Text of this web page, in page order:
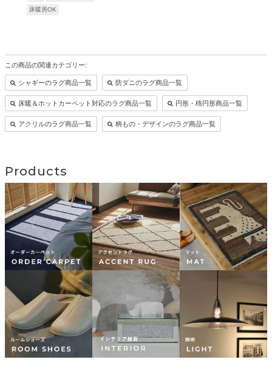
床暖房OK
この商品の関連カテゴリー:
シャギーのラグ商品一覧 防ダニのラグ商品一覧
床暖＆ホットカーペット対応のラグ商品一覧 円形・楕円形商品一覧
アクリルのラグ商品一覧 柄もの・デザインのラグ商品一覧
Products